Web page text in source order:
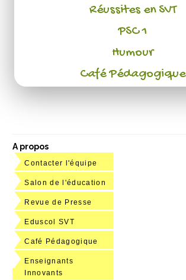
Réussites en SVT
PSC 1
Humour
Café Pédagogique
A propos
Contacter l'équipe
Salon de l'éducation
Revue de Presse
Eduscol SVT
Café Pédagogique
Enseignants
Innovants